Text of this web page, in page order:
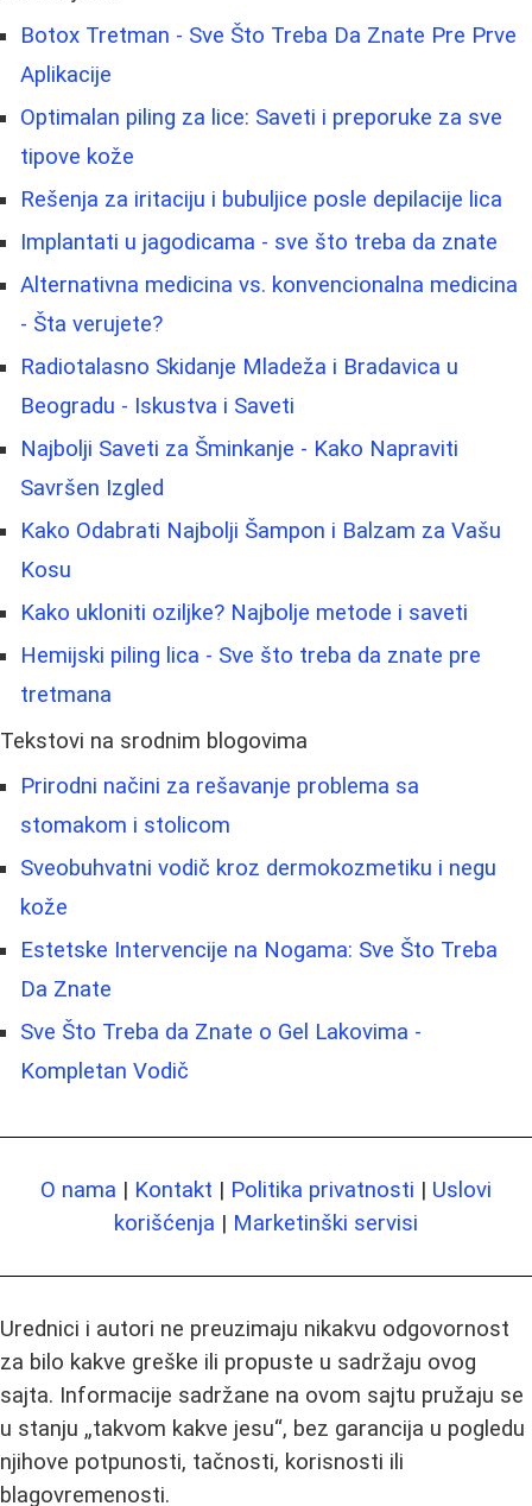
Botox Tretman - Sve Što Treba Da Znate Pre Prve
Aplikacije
Optimalan piling za lice: Saveti i preporuke za sve
tipove kože
Rešenja za iritaciju i bubuljice posle depilacije lica
Implantati u jagodicama - sve što treba da znate
Alternativna medicina vs. konvencionalna medicina
- Šta verujete?
Radiotalasno Skidanje Mladeža i Bradavica u
Beogradu - Iskustva i Saveti
Najbolji Saveti za Šminkanje - Kako Napraviti
Savršen Izgled
Kako Odabrati Najbolji Šampon i Balzam za Vašu
Kosu
Kako ukloniti oziljke? Najbolje metode i saveti
Hemijski piling lica - Sve što treba da znate pre
tretmana
Tekstovi na srodnim blogovima
Prirodni načini za rešavanje problema sa
stomakom i stolicom
Sveobuhvatni vodič kroz dermokozmetiku i negu
kože
Estetske Intervencije na Nogama: Sve Što Treba
Da Znate
Sve Što Treba da Znate o Gel Lakovima -
Kompletan Vodič
O nama | Kontakt | Politika privatnosti | Uslovi
korišćenja | Marketinški servisi
Urednici i autori ne preuzimaju nikakvu odgovornost
za bilo kakve greške ili propuste u sadržaju ovog
sajta. Informacije sadržane na ovom sajtu pružaju se
u stanju „takvom kakve jesu“, bez garancija u pogledu
njihove potpunosti, tačnosti, korisnosti ili
blagovremenosti.